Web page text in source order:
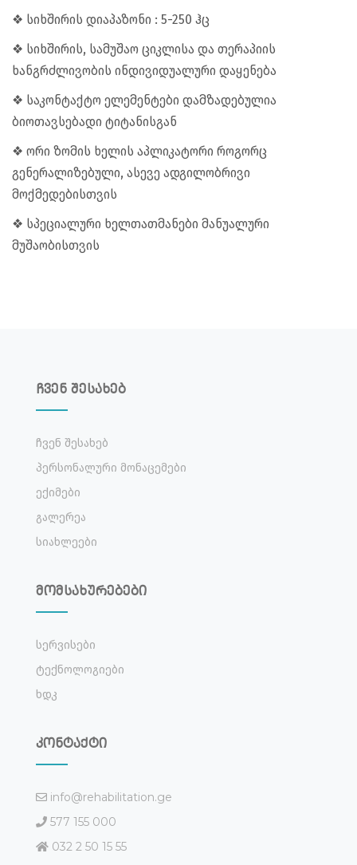
❖ სიხშირის დიაპაზონი : 5-250 ჰც
❖ სიხშირის, სამუშაო ციკლისა და თერაპიის
ხანგრძლივობის ინდივიდუალური დაყენება
❖ საკონტაქტო ელემენტები დამზადებულია
ბიოთავსებადი ტიტანისგან
❖ ორი ზომის ხელის აპლიკატორი როგორც
გენერალიზებული, ასევე ადგილობრივი
მოქმედებისთვის
❖ სპეციალური ხელთათმანები მანუალური
მუშაობისთვის
ჩვენ შესახებ
Ჩვენ Შესახებ
Პერსონალური Მონაცემები
Ექიმები
Გალერეა
Სიახლეები
მომსახურებები
Სერვისები
Ტექნოლოგიები
Ხდკ
კონტაქტი
info@rehabilitation.ge
577 155 000
032 2 50 15 55